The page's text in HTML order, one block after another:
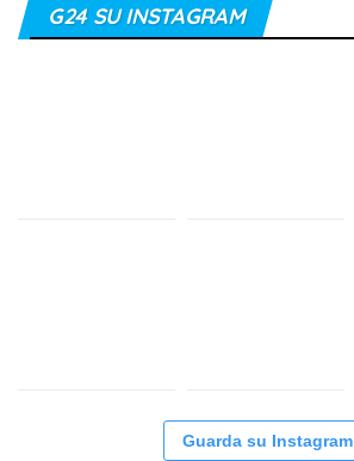
G24 SU INSTAGRAM
Guarda su Instagram